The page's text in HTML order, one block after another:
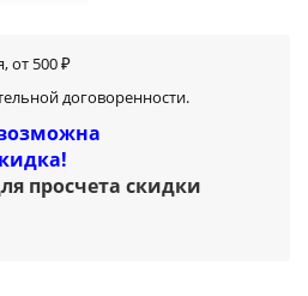
от 500 ₽
договоренности.
просчета скидки